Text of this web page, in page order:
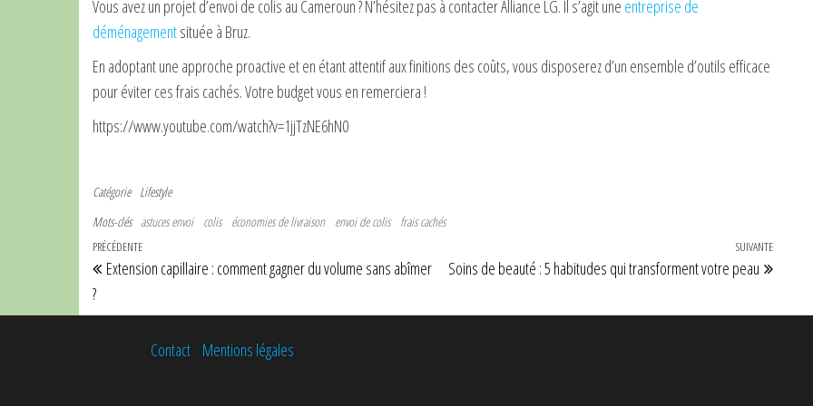
Vous avez un projet d’envoi de colis au Cameroun ? N’hésitez pas à contacter Alliance LG. Il s’agit une entreprise de
déménagementsituée à Bruz.
En adoptant une approche proactive et en étant attentif aux finitions des coûts, vous disposerez d’un ensemble d’outils efficace
pour éviter ces frais cachés. Votre budget vous en remerciera !
https://www.youtube.com/watch?v=1jjTzNE6hN0
Catégorie Lifestyle
Mots-clés astuces envoi colis économies de livraison envoi de colis frais cachés
Navigation de l’article
Article précédent
PRÉCÉDENTE
Extension capillaire : comment gagner du volume sans abîmer
?
Article
SUIVANTE
Soins de beauté : 5 habitudes qui transforment votre peau
Contact Mentions légales